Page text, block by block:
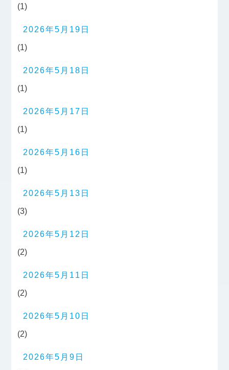
(1)
2026年5月19日
(1)
2026年5月18日
(1)
2026年5月17日
(1)
2026年5月16日
(1)
2026年5月13日
(3)
2026年5月12日
(2)
2026年5月11日
(2)
2026年5月10日
(2)
2026年5月9日